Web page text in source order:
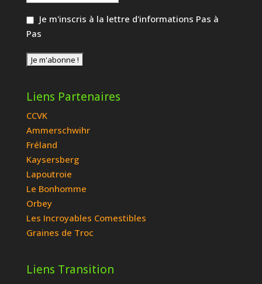
Je m'inscris à la lettre d'informations Pas à
Pas
Liens Partenaires
CCVK
Ammerschwihr
Fréland
Kaysersberg
Lapoutroie
Le Bonhomme
Orbey
Les Incroyables Comestibles
Graines de Troc
Liens Transition